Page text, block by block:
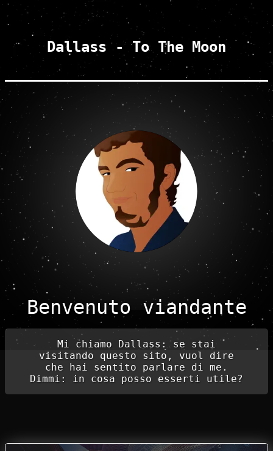
Dallass - To The Moon
Benvenuto viandante
Mi chiamo Dallass: se stai
visitando questo sito, vuol dire
che hai sentito parlare di me.
Dimmi: in cosa posso esserti utile?